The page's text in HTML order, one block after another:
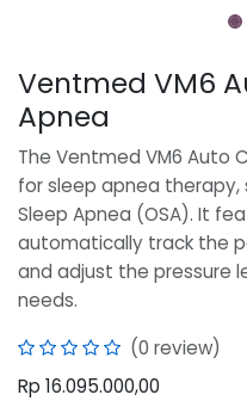
Ventmed VM6
Apnea
The Ventmed VM6 Auto
for sleep apnea
Sleep Apnea (OSA). It
automatically track the
and adjust the pressure
needs.
(0 review)
Rp 16.095.000,00